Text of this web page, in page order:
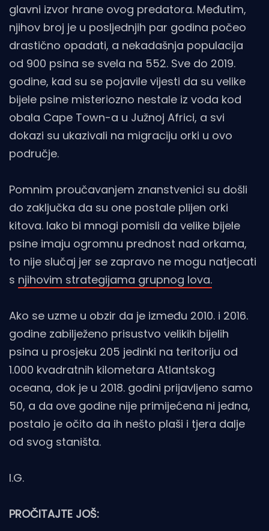
glavni izvor hrane ovog predatora. Međutim,
njihov broj je u posljednjih par godina počeo
drastično opadati, a nekadašnja populacija
od 900 psina se svela na 552. Sve do 2019.
godine, kad su se pojavile vijesti da su velike
bijele psine misteriozno nestale iz voda kod
obala Cape Town-a u Južnoj Africi, a svi
dokazi su ukazivali na migraciju orki u ovo
područje.
Pomnim proučavanjem znanstvenici su došli
do zaključka da su one postale plijen orki
kitova. Iako bi mnogi pomisli da velike bijele
psine imaju ogromnu prednost nad orkama,
to nije slučaj jer se zapravo ne mogu natjecati
s njihovim strategijama grupnog lova.
Ako se uzme u obzir da je između 2010. i 2016.
godine zabilježeno prisustvo velikih bijelih
psina u prosjeku 205 jedinki na teritoriju od
1.000 kvadratnih kilometara Atlantskog
oceana, dok je u 2018. godini prijavljeno samo
50, a da ove godine nije primijećena ni jedna,
postalo je očito da ih nešto plaši i tjera dalje
od svog staništa.
I.G.
PROČITAJTE JOŠ: